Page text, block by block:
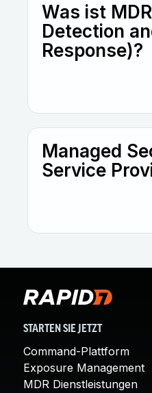
Was ist
Detection
Response)?
Managed
Service
STARTEN SIE JETZT
Command-Plattform
Exposure Management
MDR Dienstleistungen